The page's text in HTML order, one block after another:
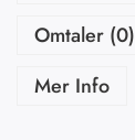
Omtaler (0)
Mer Info